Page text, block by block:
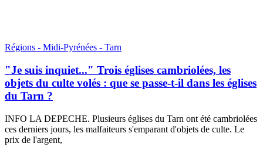
Régions - Midi-Pyrénées - Tarn
"Je suis inquiet..." Trois églises cambriolées, les
objets du culte volés : que se passe-t-il dans les églises
du Tarn ?
INFO LA DEPECHE. Plusieurs églises du Tarn ont été cambriolées
ces derniers jours, les malfaiteurs s'emparant d'objets de culte. Le
prix de l'argent,